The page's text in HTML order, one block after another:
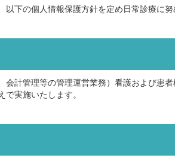
下の個人情報保護方針を定め日常診療に努
計管理等の管理運営業務）看護および患
実施いたします。